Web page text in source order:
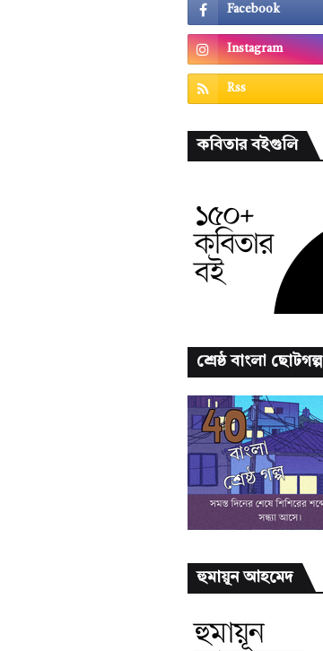
কবিতার বইগুলি
শ্রেষ্ঠ বাংলা ছোটগল্প
হুমায়ূন আহমেদ